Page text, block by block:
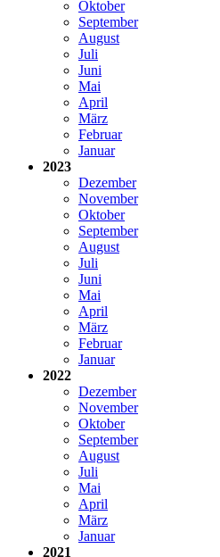
Oktober
September
August
Juli
Juni
Mai
April
März
Februar
Januar
2023
Dezember
November
Oktober
September
August
Juli
Juni
Mai
April
März
Februar
Januar
2022
Dezember
November
Oktober
September
August
Juli
Mai
April
März
Januar
2021